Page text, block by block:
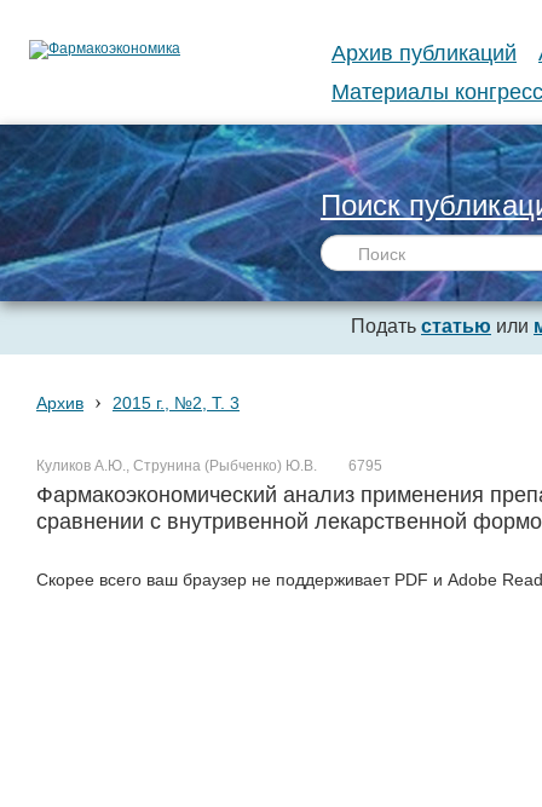
Архив публикаций
Материалы
Поиск
Подать статью или
Архив › 2015 г., №2, Т. 3
Куликов А.Ю., Струнина (Рыбченко) Ю.В. 6795
Фармакоэкономический анализ применения
сравнении с внутривенной лекарственной
Скорее всего ваш браузер не поддерживает PDF и Adobe